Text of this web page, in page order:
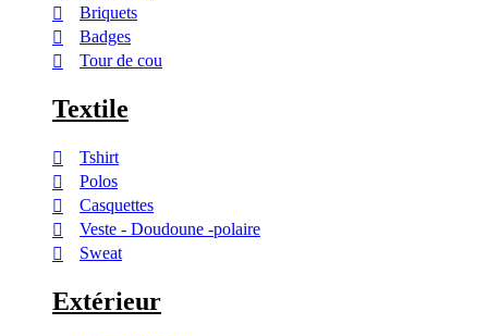
Briquets
Badges
Tour de cou
Textile
Tshirt
Polos
Casquettes
Veste - Doudoune -polaire
Sweat
Extérieur